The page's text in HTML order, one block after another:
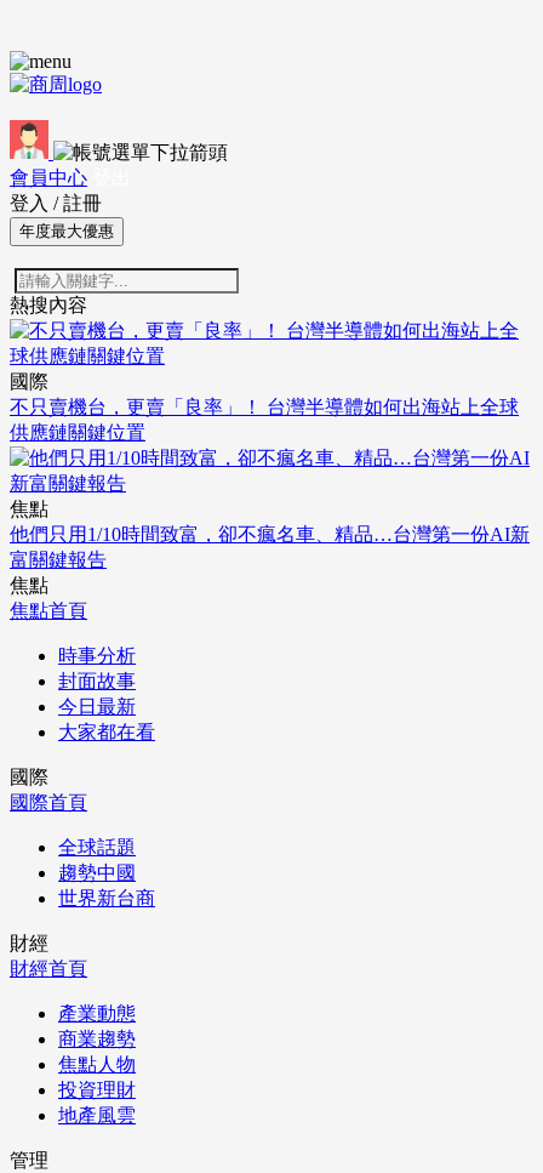
會員中心
登入 / 註冊
年度最大優惠
熱搜內容
國際
不只賣機台，更賣「良率」！ 台灣半導體如何出海站上全球
供應鏈關鍵位置
焦點
他們只用1/10時間致富，卻不瘋名車、精品…台灣第一份AI新
富關鍵報告
焦點
焦點首頁
時事分析
封面故事
今日最新
大家都在看
國際
國際首頁
全球話題
趨勢中國
世界新台商
財經
財經首頁
產業動態
商業趨勢
焦點人物
投資理財
地產風雲
管理